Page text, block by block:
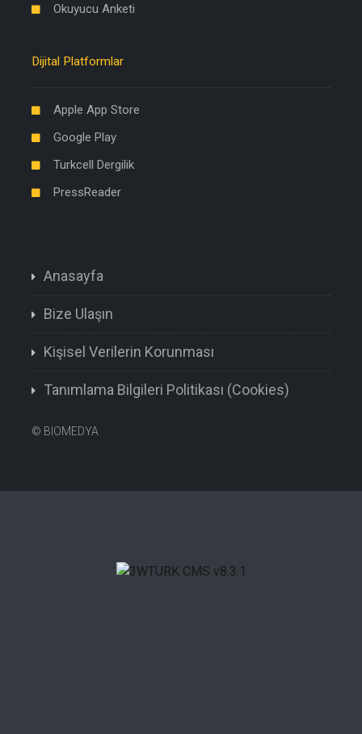
Okuyucu Anketi
Dijital Platformlar
Apple App Store
Google Play
Turkcell Dergilik
PressReader
Anasayfa
Bize Ulaşın
Kişisel Verilerin Korunması
Tanımlama Bilgileri Politikası (Cookies)
© BIOMEDYA